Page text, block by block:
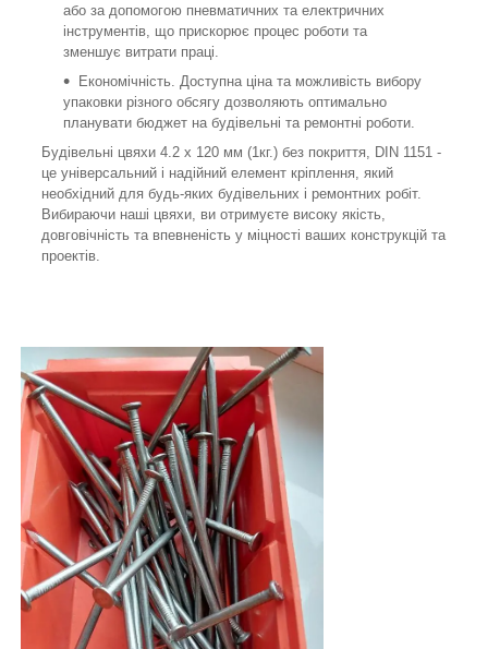
або за допомогою пневматичних та електричних
інструментів, що прискорює процес роботи та
зменшує витрати праці.
Економічність. Доступна ціна та можливість вибору
упаковки різного обсягу дозволяють оптимально
планувати бюджет на будівельні та ремонтні роботи.
Будівельні цвяхи 4.2 х 120 мм (1кг.) без покриття, DIN 1151 -
це універсальний і надійний елемент кріплення, який
необхідний для будь-яких будівельних і ремонтних робіт.
Вибираючи наші цвяхи, ви отримуєте високу якість,
довговічність та впевненість у міцності ваших конструкцій та
проектів.